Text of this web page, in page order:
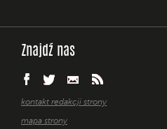
Znajdź nas
kontakt redakcji strony
mapa strony